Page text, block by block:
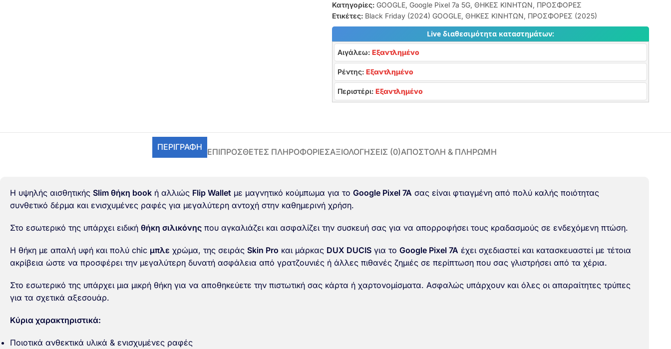
Κατηγορίες: GOOGLE, Google Pixel 7a 5G, ΘΗΚΕΣ ΚΙΝΗΤΩΝ, ΠΡΟΣΦΟΡΕΣ
Ετικέτες: Black Friday (2024) GOOGLE, ΘΗΚΕΣ ΚΙΝΗΤΩΝ, ΠΡΟΣΦΟΡΕΣ (2025)
Live διαθεσιμότητα καταστημάτων:
Αιγάλεω: Εξαντλημένο
Ρέντης: Εξαντλημένο
Περιστέρι: Εξαντλημένο
ΠΕΡΙΓΡΑΦΉ ΕΠΙΠΡΌΣΘΕΤΕΣ ΠΛΗΡΟΦΟΡΊΕΣΑΞΙΟΛΟΓΉΣΕΙΣ (0)ΑΠΟΣΤΟΛΗ & ΠΛΗΡΩΜΗ
Η υψηλής αισθητικής Slim θήκη book ή αλλιώς Flip Wallet με μαγνητικό κούμπωμα για το Google Pixel 7A σας είναι φτιαγμένη από πολύ καλής ποιότητας
συνθετικό δέρμα και ενισχυμένες ραφές για μεγαλύτερη αντοχή στην καθημερινή χρήση.
Στο εσωτερικό της υπάρχει ειδική θήκη σιλικόνης που αγκαλιάζει και ασφαλίζει την συσκευή σας για να απορροφήσει τους κραδασμούς σε ενδεχόμενη πτώση.
Η θήκη με απαλή υφή και πολύ chic μπλε χρώμα, της σειράς Skin Pro και μάρκας DUX DUCIS για το Google Pixel 7A έχει σχεδιαστεί και κατασκευαστεί με τέτοια
ακρίβεια ώστε να προσφέρει την μεγαλύτερη δυνατή ασφάλεια από γρατζουνιές ή άλλες πιθανές ζημιές σε περίπτωση που σας γλιστρήσει από τα χέρια.
Στο εσωτερικό της υπάρχει μια μικρή θήκη για να αποθηκεύετε την πιστωτική σας κάρτα ή χαρτονομίσματα. Ασφαλώς υπάρχουν και όλες οι απαραίτητες τρύπες
για τα σχετικά αξεσουάρ.
Κύρια χαρακτηριστικά:
Ποιοτικά ανθεκτικά υλικά & ενισχυμένες ραφές